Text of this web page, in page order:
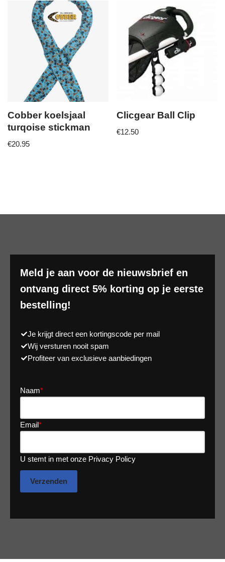
Cobber koelsjaal
turqoise stickman
€20.95
Clicgear Ball Clip
€12.50
Meld je aan voor de nieuwsbrief en
ontvang direct 5% korting op je eerste
bestelling!
Je krijgt direct een kortingscode per mail
Wij versturen nooit spam
Profiteer van exclusieve aanbiedingen
Naam*
Email*
U stemt in met onze Privacy Policy
Verzenden